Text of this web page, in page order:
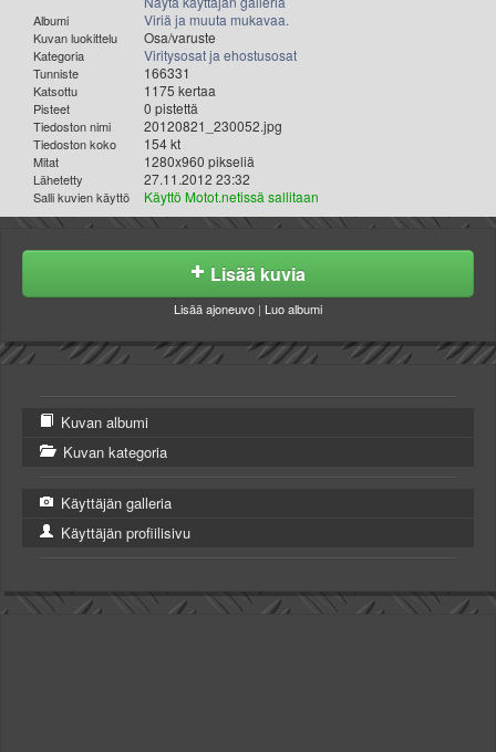
MUUT
VIP-jäsenyys
Paidat ja vaatteet
Suunnittele oma paita
Mainostus
Palaute
Kevytversio
Albumi Viriä ja muuta mukavaa.
Kuvan luokittelu Osa/varuste
Kategoria Viritysosat ja ehostusosat
Tunniste 166331
Katsottu 1175 kertaa
Pisteet 0 pistettä
Tiedoston nimi 20120821_230052.jpg
Tiedoston koko 154 kt
Mitat 1280x960 pikseliä
Lähetetty 27.11.2012 23:32
Salli kuvien käyttö Käyttö Motot.netissä sallitaan
Lisää kuvia
Lisää ajoneuvo | Luo albumi
Kuvan albumi
Kuvan kategoria
Käyttäjän galleria
Käyttäjän profiilisivu